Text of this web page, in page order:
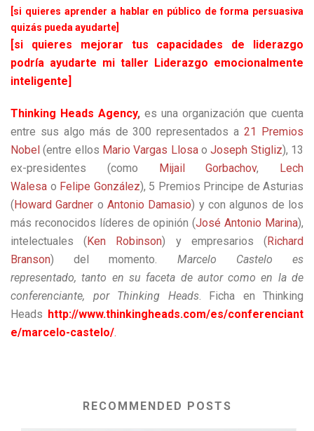
[si quieres aprender a hablar en público de forma persuasiva
quizás pueda ayudarte]
[si quieres mejorar tus capacidades de liderazgo
podría ayudarte mi taller Liderazgo emocionalmente
inteligente]
Thinking Heads Agency, es una organización que cuenta
entre sus algo más de 300 representados a21 Premios
Nobel (entre ellos Mario Vargas LlosaoJoseph Stigliz), 13
ex-presidentes (como Mijail Gorbachov,
Lech
Walesa o Felipe González), 5 Premios Principe de Asturias
(Howard Gardner oAntonio Damasio) y con algunos de los
más reconocidos líderes de opinión (José Antonio Marina),
intelectuales (Ken Robinson) y empresarios (Richard
Branson) del momento. Marcelo Castelo es
representado, tanto en su faceta de autor como en la de
conferenciante, por Thinking Heads. Ficha en Thinking
Heads http://www.thinkingheads.com/es/conferenciant
e/marcelo-castelo/.
RECOMMENDED POSTS